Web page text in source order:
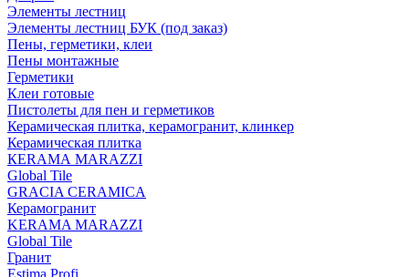
Элементы лестниц
Элементы лестниц БУК (под заказ)
Пены, герметики, клеи
Пены монтажные
Герметики
Клеи готовые
Пистолеты для пен и герметиков
Керамическая плитка, керамогранит, клинкер
Керамическая плитка
КЕRАМА MARAZZI
Global Tile
GRACIA CERAMICA
Керамогранит
KERAMA MARAZZI
Global Tile
Гранит
Estima Profi